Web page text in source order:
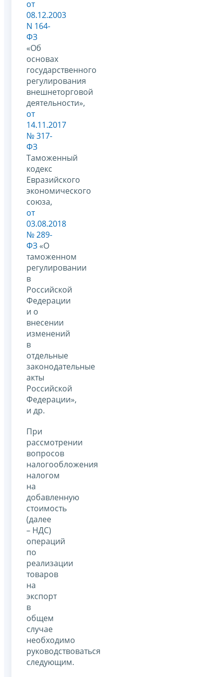
от
08.12.2003
N 164-
ФЗ
«Об
основах
государственного
регулирования
внешнеторговой
деятельности»,
от
14.11.2017
№ 317-
ФЗ
Таможенный
кодекс
Евразийского
экономического
союза,
от
03.08.2018
№ 289-
ФЗ «О
таможенном
регулировании
в
Российской
Федерации
и о
внесении
изменений
в
отдельные
законодательные
акты
Российской
Федерации»,
и др.
При
рассмотрении
вопросов
налогообложения
налогом
на
добавленную
стоимость
(далее
– НДС)
операций
по
реализации
товаров
на
экспорт
в
общем
случае
необходимо
руководствоваться
следующим.